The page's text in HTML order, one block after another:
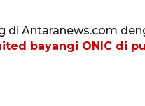
di Antaranews.com
bayangi ONIC di